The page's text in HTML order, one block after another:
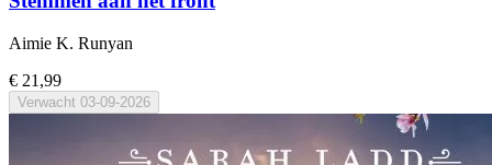
Aimie K. Runyan
€ 21,99
Verwacht 03-09-2026